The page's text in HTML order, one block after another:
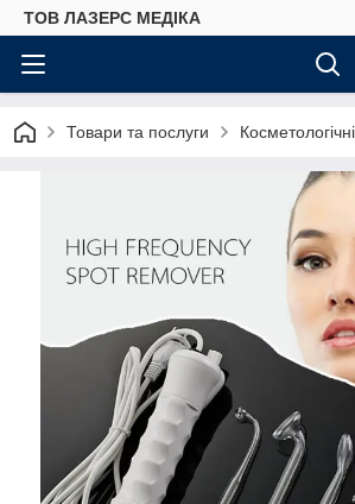
ТОВ ЛАЗЕРС МЕДІКА
Товари та послуги